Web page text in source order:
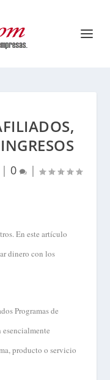
| 0 |
En este artículo
dinero con los
Programas de
esencialmente
producto o servicio